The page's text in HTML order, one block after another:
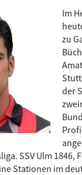
Im
zu
der
SSV Ulm 1846,
Stationen im